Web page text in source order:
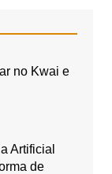
no Kwai e
Artificial
de